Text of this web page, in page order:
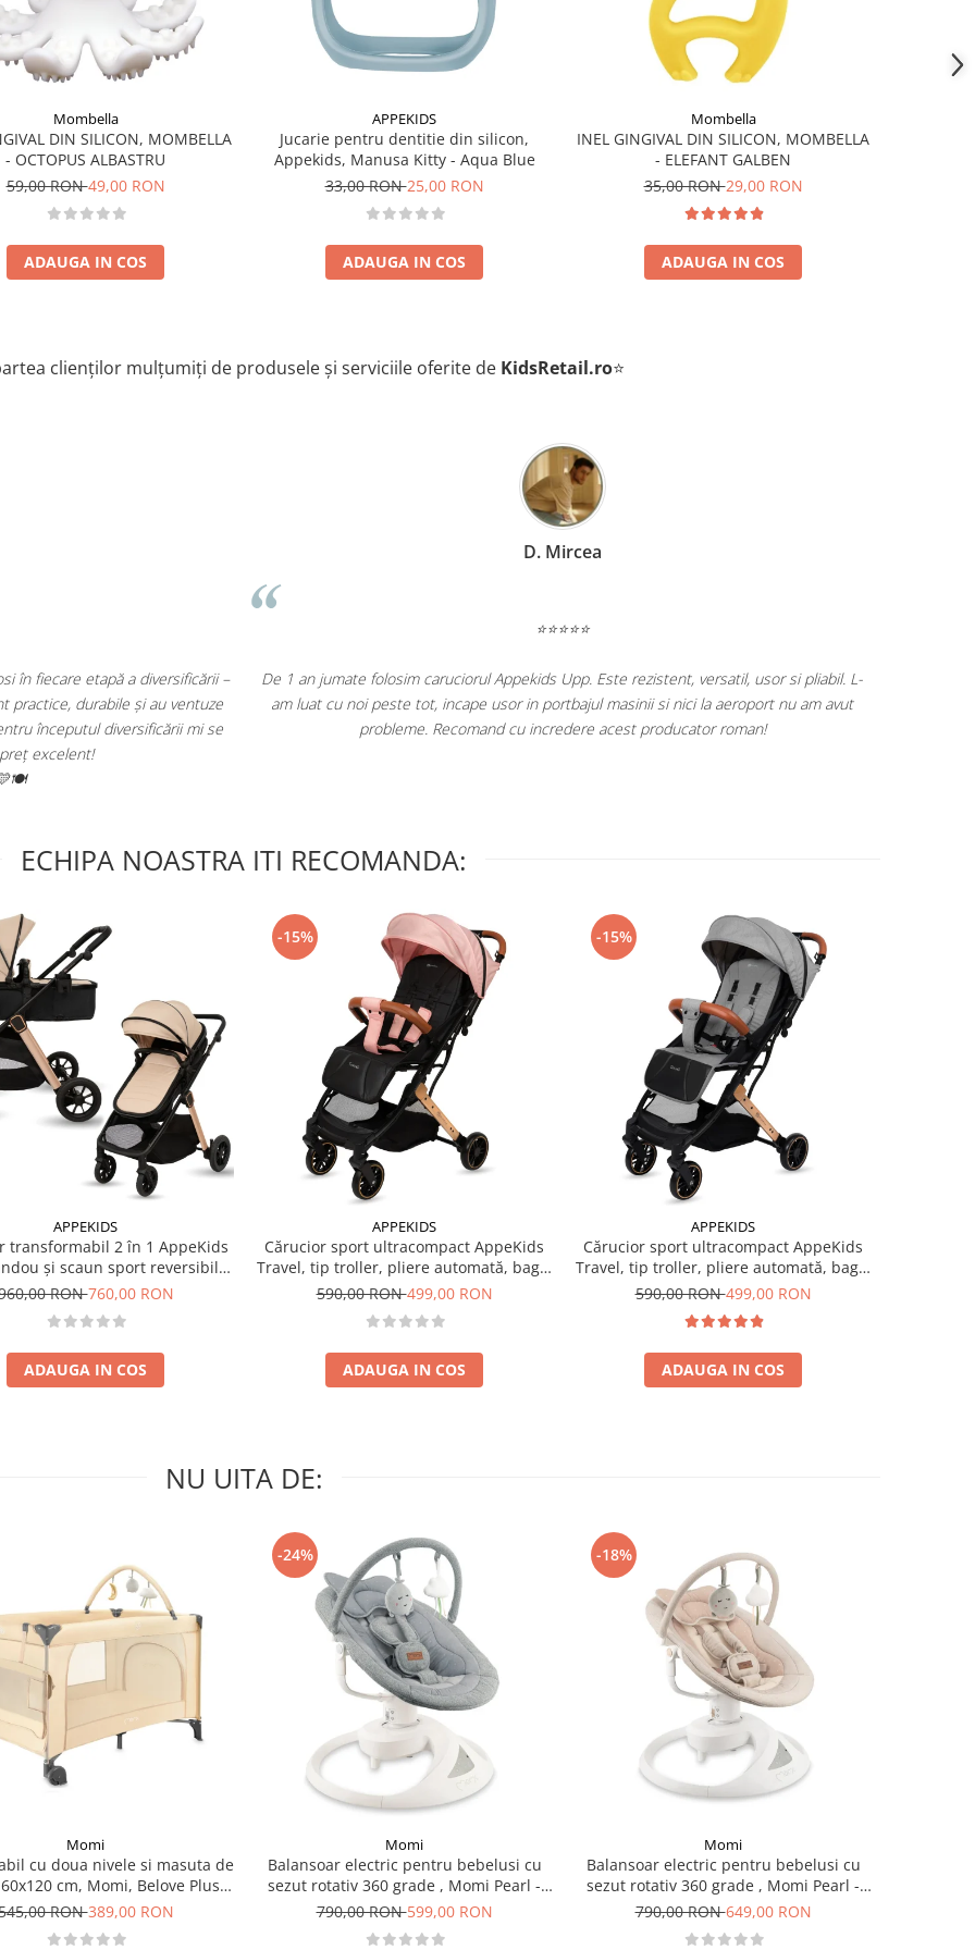
5 cm
Dupa sterilizare nu-l
Mombella
DIN SILICON, MOMBELLA
- OCTOPUS ALBASTRU
59,00 RON49,00 RON
ADAUGA IN COS
APPEKIDS
Jucarie pentru dentitie din silicon,
Appekids, Manusa Kitty - Aqua Blue
33,00 RON25,00 RON
ADAUGA IN COS
Mombella
INEL GINGIVAL DIN SILICON, MOMBELLA
- ELEFANT GALBEN
35,00 RON29,00 RON
ADAUGA IN COS
clienților mulțumiți de produsele și serviciile oferite de KidsRetail.ro⭐
Upp. Este rezistent, versatil, usor si pliabil. L-
in portbajul masinii si nici la aeroport nu am avut
cu incredere acest producator roman!
Recomand cu cel mai mare drag produsele celor de la KidsRetail! ❤️
Am inceput inca din primele luni de viata a fetitei cu balansoarul electric si
seturile de diversificare, scaunul auto si caruciorul! 🫶
ECHIPA NOASTRA ITI RECOMANDA:
APPEKIDS
transformabil 2 în 1 AppeKids
și scaun sport reversibil,
adaptori scoică auto, până la
RON760,00 RON
ADAUGA IN COS
-15%
APPEKIDS
Cărucior sport ultracompact AppeKids
Travel, tip troller, pliere automată, bagaj
de mână, 6.7 kg - Pink
590,00 RON499,00 RON
ADAUGA IN COS
-15%
APPEKIDS
Cărucior sport ultracompact AppeKids
Travel, tip troller, pliere automată, bagaj
de mână, 6.7 kg - Grey
590,00 RON499,00 RON
ADAUGA IN COS
NU UITA DE:
Momi
cu doua nivele si masuta de
cm, Momi, Belove Plus -
Beige
RON389,00 RON
-24%
Momi
Balansoar electric pentru bebelusi cu
sezut rotativ 360 grade , Momi Pearl -
Grey
790,00 RON599,00 RON
-18%
Momi
Balansoar electric pentru bebelusi cu
sezut rotativ 360 grade , Momi Pearl -
Beige
790,00 RON649,00 RON